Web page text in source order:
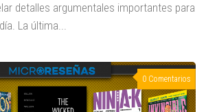
detalles argumentales importantes para
La última...
0 Comentarios